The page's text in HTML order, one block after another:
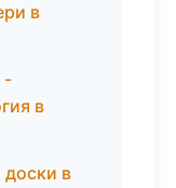
в
-
в
в